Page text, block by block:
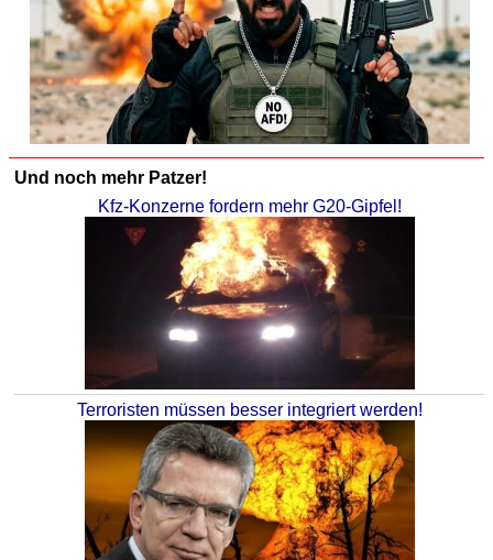
Und noch mehr Patzer!
Kfz-Konzerne fordern mehr G20-Gipfel!
Terroristen müssen besser integriert werden!